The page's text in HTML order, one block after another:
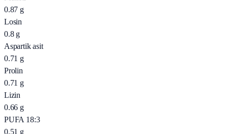
0.87 g
Losin
0.8 g
Aspartik asit
0.71 g
Prolin
0.71 g
Lizin
0.66 g
PUFA 18:3
0.51 g